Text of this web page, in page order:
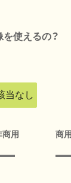
使えるの？
当なし
商用 商用